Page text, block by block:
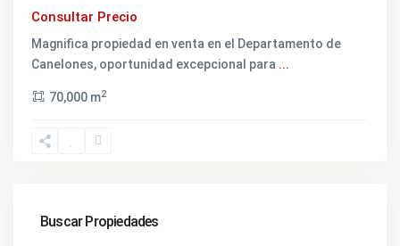
Consultar Precio
Magnifica propiedad en venta en el Departamento de
Canelones, oportunidad excepcional para ...
70,000 m2
Buscar Propiedades